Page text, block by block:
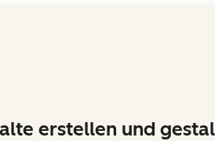
erstellen und